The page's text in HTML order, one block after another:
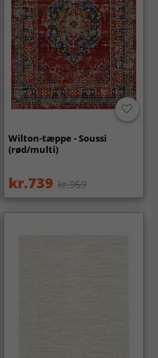
Wilton-tæppe - Soussi
(rød/multi)
kr.739 kr.959